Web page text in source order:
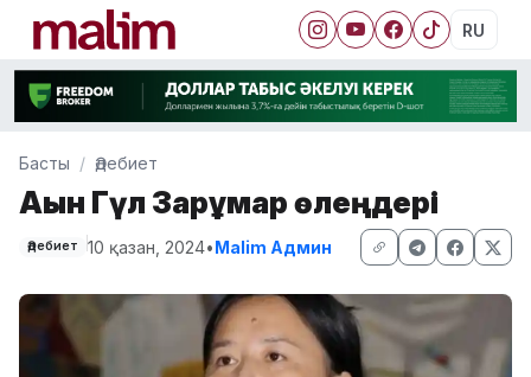
RU
Басты Әдебиет
Ақын Гүл Зарқұмар өлеңдері
Әдебиет 10 қазан, 2024•Malim Админ